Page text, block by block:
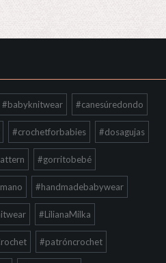
#babyknitwear #canesúredondo
#crochetforbabies #dosagujas
#gorritobebé
#handmadebabywear
#LilianaMilka
#patróncrochet